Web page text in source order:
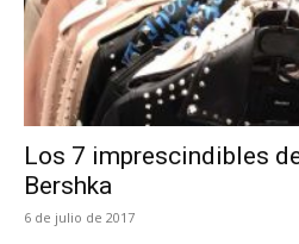
Los 7 imprescindibles
Bershka
6 de julio de 2017